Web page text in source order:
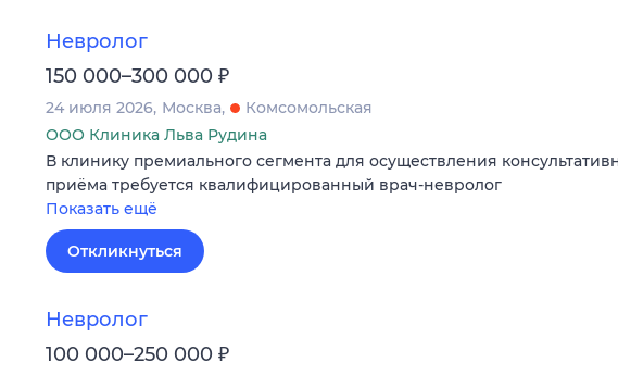
Невролог
150 000–300 000 ₽
24 июля 2026 Москва
Комсомольская
ООО Клиника Льва Рудина
В клинику премиального сегмента для осуществления
приёма требуется квалифицированный врач-невролог
Показать ещё
Откликнуться
Невролог
100 000–250 000 ₽